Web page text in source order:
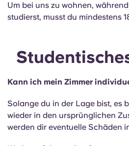
Um bei uns zu wohnen,
studierst, musst du mindestens
Kann ich mein Zimmer
Solange du in der Lage bist, es
wieder in den ursprünglichen
werden dir eventuelle Schäden